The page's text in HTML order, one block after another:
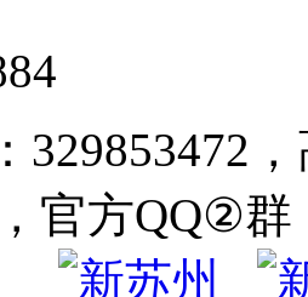
329853472
官方QQ②群